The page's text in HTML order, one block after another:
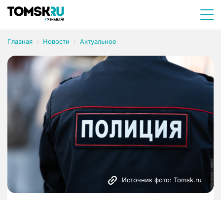
Главная Новости Актуальное
Источник фото: Tomsk.ru